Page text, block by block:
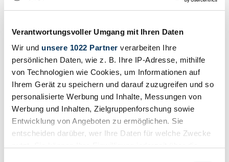
Verantwortungsvoller Umgang mit Ihren Daten
Wir und unsere 1022 Partner verarbeiten Ihre
persönlichen Daten, wie z. B. Ihre IP-Adresse, mithilfe
von Technologien wie Cookies, um Informationen auf
Ihrem Gerät zu speichern und darauf zuzugreifen und so
personalisierte Werbung und Inhalte, Messungen von
Werbung und Inhalten, Zielgruppenforschung sowie
Entwicklung von Angeboten zu ermöglichen. Sie
entscheiden darüber, wer Ihre Daten für welche Zwecke
Crear alerta de búsqueda
Crear anuncio
¿Tiene usted un HTS que desea vender? Entonces cree un anuncio
ahora.
Crear anuncio
Subastas que terminan pronto
Ver todas las subastas